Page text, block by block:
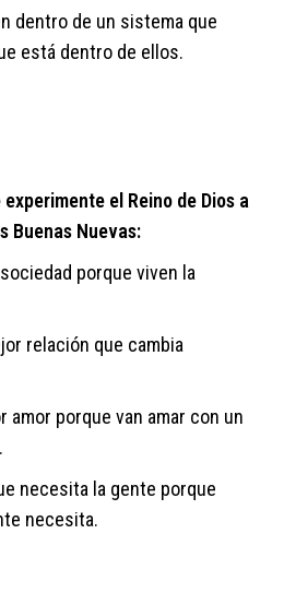
dentro de un sistema que
está dentro de ellos.
el Reino de Dios a
Buenas Nuevas:
porque viven la
relación que cambia
amor porque van amar con un
necesita la gente porque
necesita.